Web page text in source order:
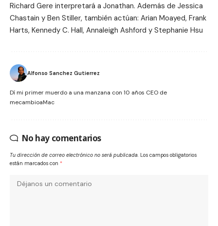
Richard Gere interpretará a Jonathan. Además de Jessica
Chastain y Ben Stiller, también actúan: Arian Moayed, Frank
Harts, Kennedy C. Hall, Annaleigh Ashford y Stephanie Hsu
Alfonso Sanchez Gutierrez
Dí mi primer muerdo a una manzana con 10 años CEO de
mecambioaMac
No hay comentarios
Tu dirección de correo electrónico no será publicada. Los campos obligatorios
están marcados con *